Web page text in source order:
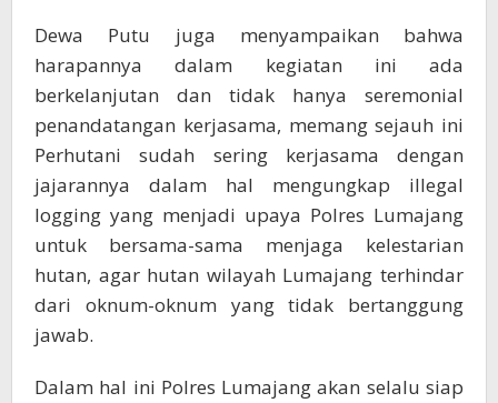
Dewa Putu juga menyampaikan bahwa
harapannya dalam kegiatan ini ada
berkelanjutan dan tidak hanya seremonial
penandatangan kerjasama, memang sejauh ini
Perhutani sudah sering kerjasama dengan
jajarannya dalam hal mengungkap illegal
logging yang menjadi upaya Polres Lumajang
untuk bersama-sama menjaga kelestarian
hutan, agar hutan wilayah Lumajang terhindar
dari oknum-oknum yang tidak bertanggung
jawab.
Dalam hal ini Polres Lumajang akan selalu siap